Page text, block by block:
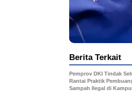
Berita Terkait
Pemprov DKI Tindak
Rantai Praktik
Sampah Ilegal di